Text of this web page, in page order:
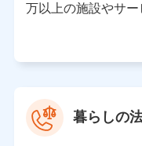
人データを共同利用
氏名、電話番号、メー
性、連絡先、dポイン
として、dポイントカ
万以上の施設やサー
暮らしの